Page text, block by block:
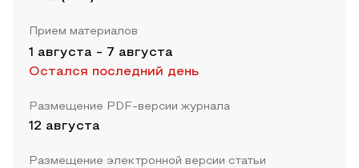
Прием материалов
1 августа - 7 августа
Остался последний день
Размещение PDF-версии журнала
12 августа
Размещение электронной версии статьи